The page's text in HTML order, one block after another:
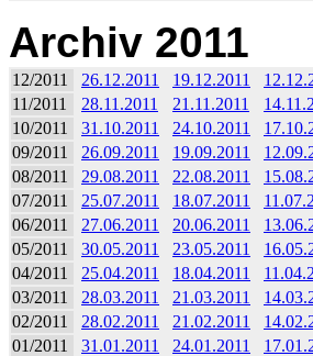
Archiv 2011
12/2011 26.12.2011 19.12.2011
11/2011
28.11.2011 21.11.2011
10/2011
31.10.2011 24.10.2011
09/2011
26.09.2011 19.09.2011
08/2011
29.08.2011 22.08.2011
07/2011
25.07.2011 18.07.2011
06/2011
27.06.2011 20.06.2011
05/2011
30.05.2011 23.05.2011
04/2011
25.04.2011 18.04.2011
03/2011
28.03.2011 21.03.2011
02/2011
28.02.2011 21.02.2011
01/2011
31.01.2011 24.01.2011